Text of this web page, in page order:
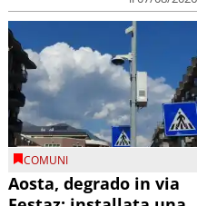
COMUNI
Aosta, degrado in via